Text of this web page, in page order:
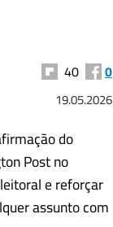
40 0
19.05.2026
do
Post no
e reforçar
assunto com